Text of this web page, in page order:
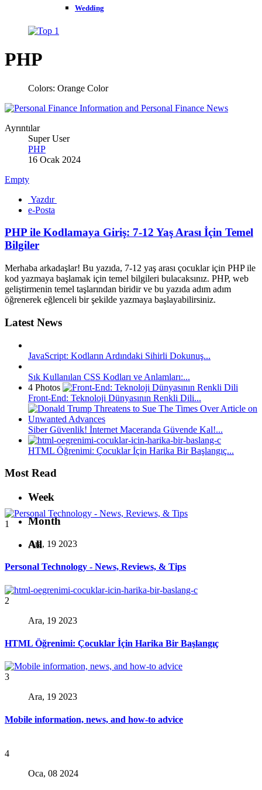
Wedding
PHP
Colors: Orange Color
Ayrıntılar
Super User
PHP
16 Ocak 2024
Empty
Yazdır
e-Posta
PHP ile Kodlamaya Giriş: 7-12 Yaş Arası İçin Temel
Bilgiler
Merhaba arkadaşlar! Bu yazıda, 7-12 yaş arası çocuklar için PHP ile
kod yazmaya başlamak için temel bilgileri bulacaksınız. PHP, web
geliştirmenin temel taşlarından biridir ve bu yazıda adım adım
öğrenerek eğlenceli bir şekilde yazmaya başlayabilirsiniz.
Latest News
JavaScript: Kodların Ardındaki Sihirli Dokunuş...
Sık Kullanılan CSS Kodları ve Anlamları:...
4 Photos
Front-End: Teknoloji Dünyasının Renkli Dili...
Siber Güvenlik! İnternet Maceranda Güvende Kal!...
HTML Öğrenimi: Çocuklar İçin Harika Bir Başlangıç...
Most Read
Week
Month
All
1
Ara, 19 2023
Personal Technology - News, Reviews, & Tips
2
Ara, 19 2023
HTML Öğrenimi: Çocuklar İçin Harika Bir Başlangıç
3
Ara, 19 2023
Mobile information, news, and how-to advice
4
Oca, 08 2024